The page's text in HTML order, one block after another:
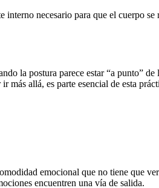
necesario para que el cuerpo se
la postura parece estar “a punto” de
más allá, es parte esencial de esta
emocional que no tiene que
encuentren una vía de salida.